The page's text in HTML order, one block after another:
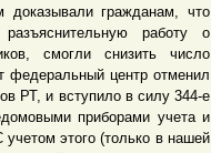
гражданам, что
работу о
смогли снизить число
федеральный центр отменил
РТ, и вступило в силу 344-е
приборами учета и
этого (только в нашей